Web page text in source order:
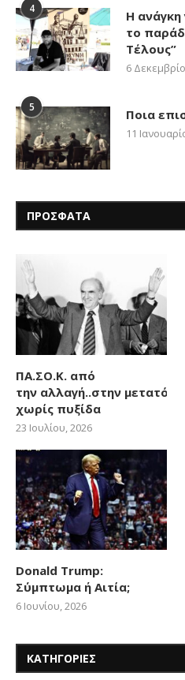
4
Η ανάγκη
το
Τέλους”
6
5 Ποια
11
ΠΡΟΣΦΑΤΑ
ΠΑ.ΣΟ.Κ. από
την αλλαγή..στην
χωρίς πυξίδα
23 Ιουλίου, 2026
Donald Trump:
Σύμπτωμα ή Αιτία;
6 Ιουνίου, 2026
ΚΑΤΗΓΟΡΙΕΣ